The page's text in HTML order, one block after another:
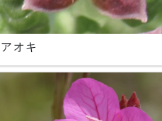
アオキ